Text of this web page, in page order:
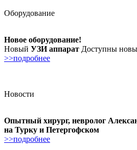
Оборудование
Новое оборудование!
Новый УЗИ аппарат Доступны
>>подробнее
Новости
Опытный хирург, невролог
на Турку и Петергофском
>>подробнее